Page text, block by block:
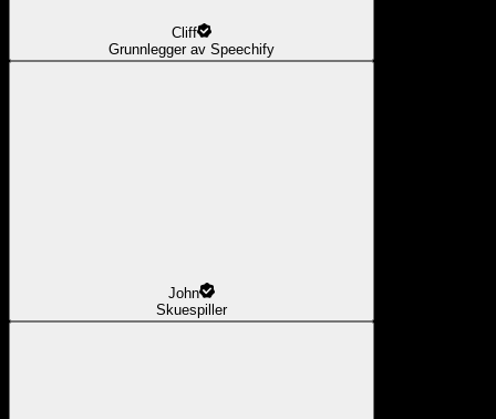
Cliff
Grunnlegger av Speechify
John
Skuespiller